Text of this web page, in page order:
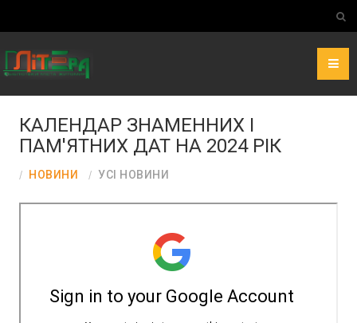
КАЛЕНДАР ЗНАМЕННИХ І
ПАМ'ЯТНИХ ДАТ НА 2024 РІК
НОВИНИ УСІ НОВИНИ